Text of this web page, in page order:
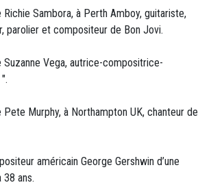
Richie Sambora, à Perth Amboy, guitariste,
parolier et compositeur de Bon Jovi.
Suzanne Vega, autrice-compositrice-
Pete Murphy, à Northampton UK, chanteur de
américain George Gershwin d’une
38 ans.